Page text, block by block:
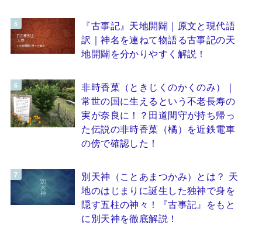
『古事記』天地開闢｜原文と現代語
訳｜神名を連ねて物語る古事記の天
地開闢を分かりやすく解説！
非時香菓（ときじくのかくのみ）｜
常世の国に生えるという不老長寿の
実が奈良に！？田道間守が持ち帰っ
た伝説の非時香菓（橘）を近鉄電車
の傍で確認した！
別天神（ことあまつかみ）とは？ 天
地のはじまりに誕生した独神で身を
隠す五柱の神々！『古事記』をもと
に別天神を徹底解説！